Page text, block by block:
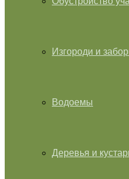
Изгороди и
Водоемы
Деревья и